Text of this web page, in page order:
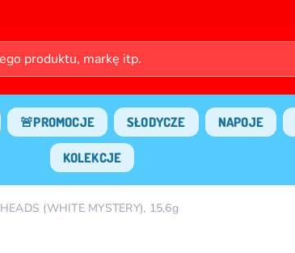
🚨PROMOCJE SŁODYCZE NAPOJE
KOLEKCJE
(WHITE MYSTERY), 15,6g